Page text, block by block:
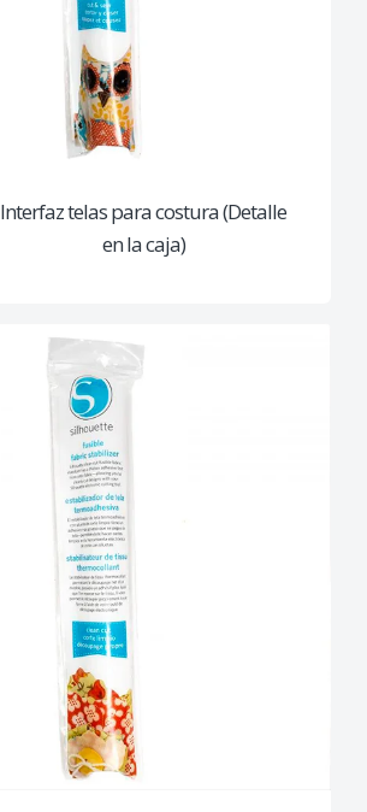
Interfaz telas para costura (Detalle
en la caja)